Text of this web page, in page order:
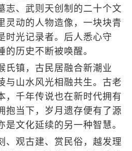
志、武则天创制的二十个文
灵动的人物造像，一块块青
时光记录者。后人悉心守
历史不断被唤醒。
镇，古民居融合新潮业
与山水风光相融共生。古老
，千年传说也在新时代拥有
抱当下，岁月遗存便有了源
是文化延续的另一种智慧。
观古建、赏民俗，越发理